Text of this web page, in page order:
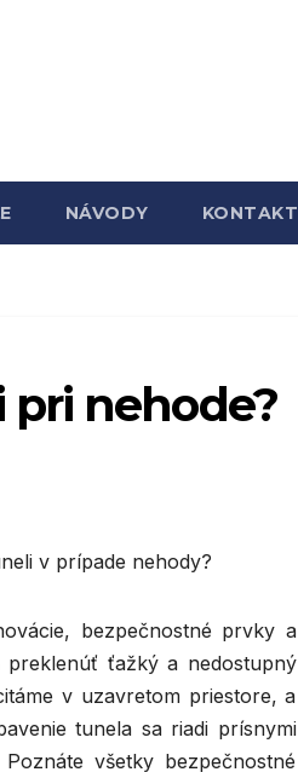
NÁVODY KONTAKT
pri nehode?
v prípade nehody?
bezpečnostné prvky a
preklenúť ťažký a nedostupný
v uzavretom priestore, a
tunela sa riadi prísnymi
všetky bezpečnostné